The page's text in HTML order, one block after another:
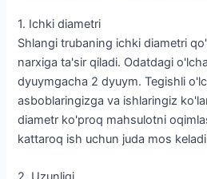
1. Ichki diametri
Shlangi trubaning ichki diametri
narxiga ta'sir qiladi. Odatdagi
dyuymgacha 2 dyuym. Tegishli
asboblaringizga va ishlaringiz
diametr ko'proq mahsulotni
kattaroq ish uchun juda mos